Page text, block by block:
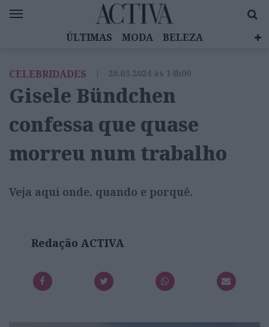
ÚLTIMAS MODA
BELEZA
EMOÇÕES
MULHERES INSPIRADORAS
DIZ QUEM SABE
ACTIVA BRAND STUDIO
CELEBRIDADES | 26.03.2024 às 14h00
Gisele Bündchen
confessa que quase
morreu num trabalho
Veja aqui onde, quando e porquê.
Redação ACTIVA